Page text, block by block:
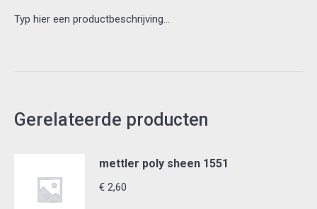
Typ hier een productbeschrijving…
Gerelateerde producten
mettler poly sheen 1551
€ 2,60